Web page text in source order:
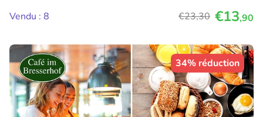
Vendu : 8
€23,30 €13,90
34% réduction